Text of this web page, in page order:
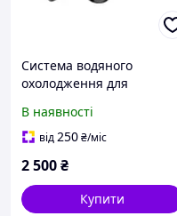
Система водяного
охолодження для
(LFEC5-CP)
В наявності
від250₴/міс
2 500₴
Купити